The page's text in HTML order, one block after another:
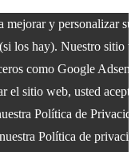
y personalizar su
los hay). Nuestro sitio
como Google
el sitio web, usted
Política de
Política de